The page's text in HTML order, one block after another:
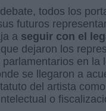
todos los
futuros
a seguir con el
que dejaron los
parlamentarios en la
se llegaron a
del artista
o